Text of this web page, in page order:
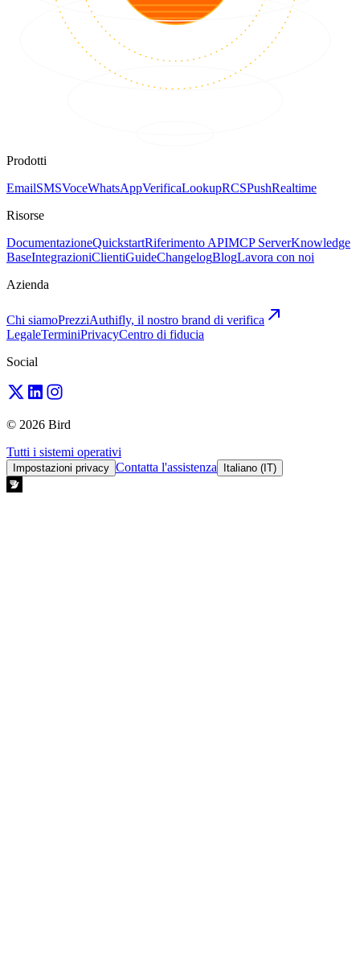
Prodotti
EmailSMSVoceWhatsAppVerificaLookupRCSPushRealtime
Risorse
DocumentazioneQuickstartRiferimento APIMCP ServerKnowledge
BaseIntegrazioniClientiGuideChangelogBlogLavora con noi
Azienda
Chi siamoPrezziAuthifly, il nostro brand di verifica
LegaleTerminiPrivacyCentro di fiducia
Social
© 2026 Bird
Tutti i sistemi operativi
Impostazioni privacy Contatta l'assistenza Italiano (IT)